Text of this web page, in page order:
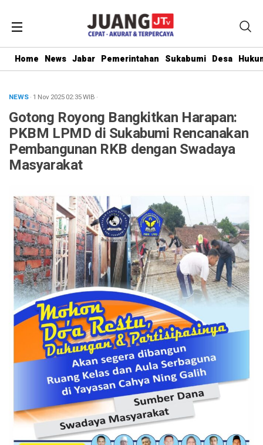
Home News Jabar Pemerintahan Sukabumi Desa
NEWS· 1 Nov 202502:35WIB ·
Gotong Royong Bangkitkan Harapan:
PKBM LPMD di Sukabumi Rencanakan
Pembangunan RKB dengan Swadaya
Masyarakat